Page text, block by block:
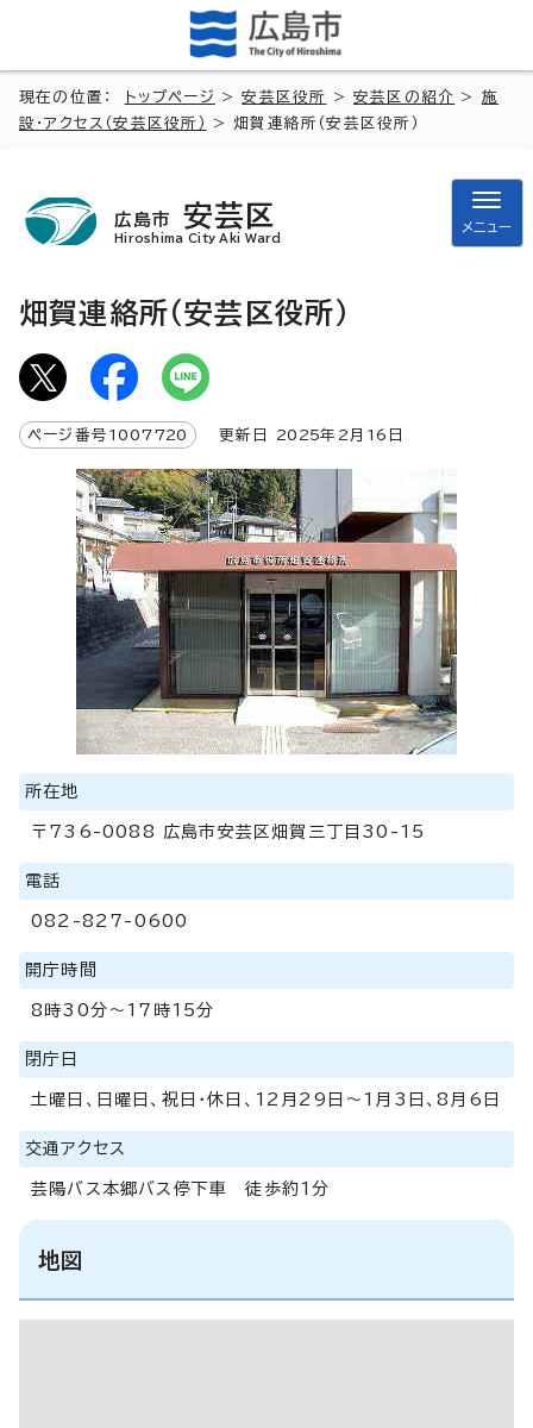
現在の位置： トップページ >安芸区役所 >安芸区の紹介 > 施
設・アクセス（安芸区役所）
> 畑賀連絡所（安芸区役所）
広島市 安芸区
Hiroshima City Aki Ward
メニュー
畑賀連絡所（安芸区役所）
ページ番号 1007720 更新日 2025年2月 16 日
所在地
〒736-0088 広島市安芸区畑賀三丁目30-15
電話
082-827-0600
開庁時間
8時30分～17時15分
閉庁日
土曜日、日曜日、祝日・休日、12月29日～1月3日、8月6日
交通アクセス
芸陽バス本郷バス停下車 徒歩約1分
地図